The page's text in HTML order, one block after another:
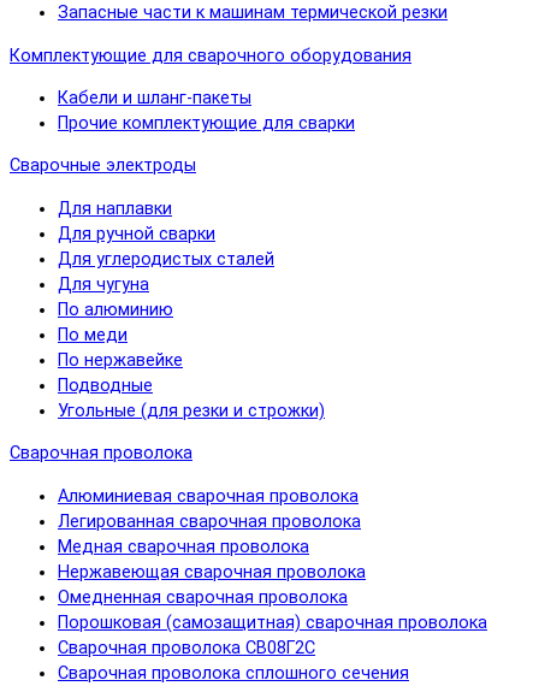
Запасные части к машинам термической резки
Комплектующие для сварочного оборудования
Кабели и шланг-пакеты
Прочие комплектующие для сварки
Сварочные электроды
Для наплавки
Для ручной сварки
Для углеродистых сталей
Для чугуна
По алюминию
По меди
По нержавейке
Подводные
Угольные (для резки и строжки)
Сварочная проволока
Алюминиевая сварочная проволока
Легированная сварочная проволока
Медная сварочная проволока
Нержавеющая сварочная проволока
Омедненная сварочная проволока
Порошковая (самозащитная) сварочная проволока
Сварочная проволока СВ08Г2С
Сварочная проволока сплошного сечения